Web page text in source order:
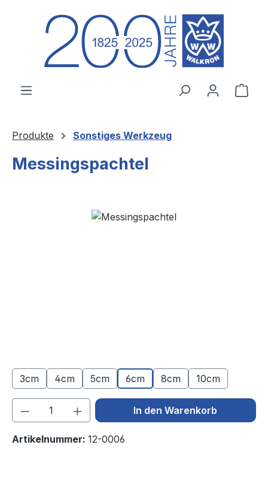
Zum Hauptinhalt springen
Produkte Sonstiges Werkzeug
Messingspachtel
Bildergalerie überspringen
3cm 4cm 5cm 6cm 8cm 10cm
Produkt Anzahl: Gib denIn den Warenkorb
Artikelnummer: 12-0006